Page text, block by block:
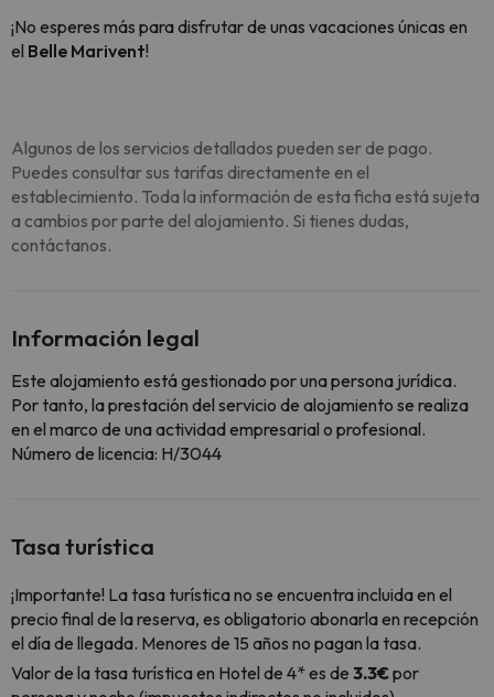
¡No esperes más para disfrutar de unas vacaciones únicas en
el Belle Marivent!
Algunos de los servicios detallados pueden ser de pago.
Puedes consultar sus tarifas directamente en el
establecimiento. Toda la información de esta ficha está sujeta
a cambios por parte del alojamiento. Si tienes dudas,
contáctanos.
Información legal
Este alojamiento está gestionado por una persona jurídica.
Por tanto, la prestación del servicio de alojamiento se realiza
en el marco de una actividad empresarial o profesional.
Número de licencia: H/3044
Tasa turística
¡Importante! La tasa turística no se encuentra incluida en el
precio final de la reserva, es obligatorio abonarla en recepción
el día de llegada. Menores de 15 años no pagan la tasa.
Valor de la tasa turística en Hotel de 4* es de 3.3€por